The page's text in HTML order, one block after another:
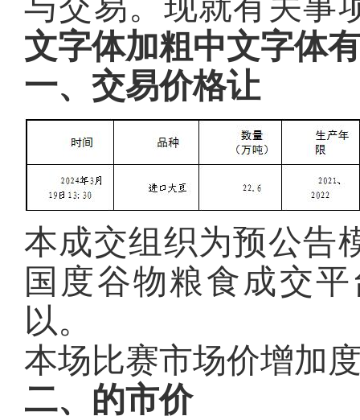
文字体加粗中文字体
一、 交易价格让
本成交组织为预公告
国度谷物粮食成交
以。
本场比赛市场价增加
二、的市价